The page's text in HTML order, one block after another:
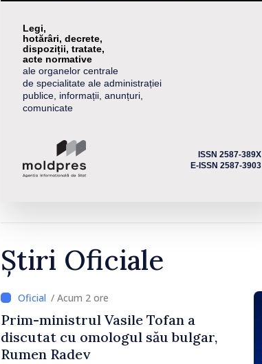
Legi,
hotărâri, decrete,
dispoziții, tratate,
acte normative
ale organelor centrale
de specialitate ale administrației
publice, informații, anunțuri,
comunicate
ISSN 2587-389X
E-ISSN 2587-3903
Știri Oficiale
/ Acum 2 ore
Prim-ministrul Vasile Tofan a
discutat cu omologul său bulgar,
Rumen Radev